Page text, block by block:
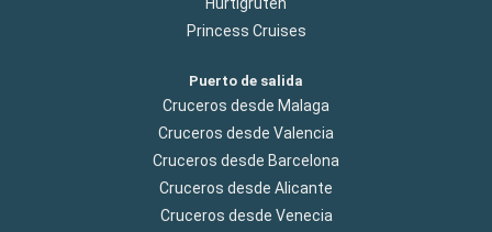
Princess Cruises
Puerto de salida
Cruceros desde Malaga
Cruceros desde Valencia
Cruceros desde Barcelona
Cruceros desde Alicante
Cruceros desde Venecia